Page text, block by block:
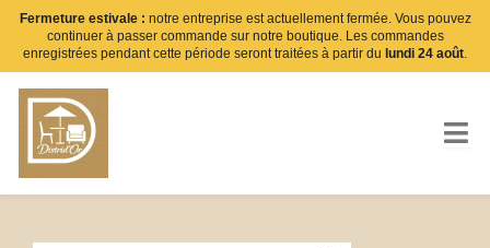
Fermeture estivale : notre entreprise est actuellement fermée. Vous pouvez
continuer à passer commande sur notre boutique. Les commandes
enregistrées pendant cette période seront traitées à partir du lundi 24 août.
Aller